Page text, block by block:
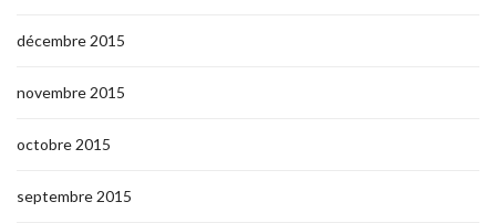
décembre 2015
novembre 2015
octobre 2015
septembre 2015